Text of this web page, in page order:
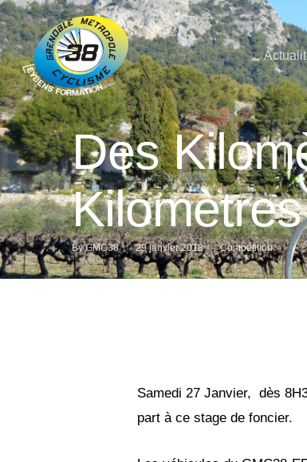
Des
ByGMC38 29 janvier 2018 Compétition
Samedi 27 Janvier, dès
part à ce stage de foncier.